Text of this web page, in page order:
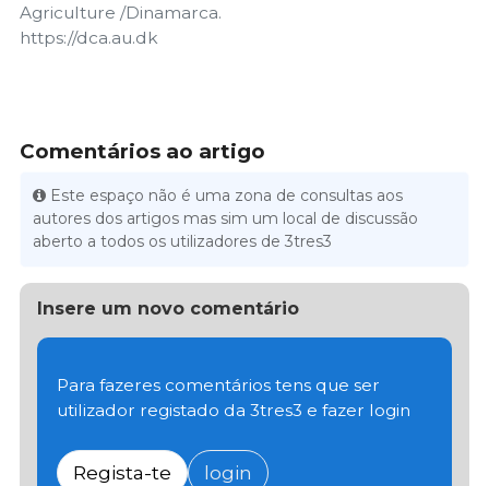
Agriculture /Dinamarca.
https://dca.au.dk
Comentários ao artigo
Este espaço não é uma zona de consultas aos
autores dos artigos mas sim um local de discussão
aberto a todos os utilizadores de 3tres3
Insere um novo comentário
Para fazeres comentários tens que ser
utilizador registado da 3tres3 e fazer login
Regista-te login